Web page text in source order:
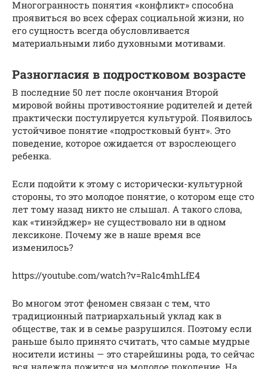
Многогранность понятия «конфликт» способна
проявиться во всех сферах социальной жизни, но
его сущность всегда обусловливается
материальными либо духовными мотивами.
Разногласия в подростковом возрасте
В последние 50 лет после окончания Второй
мировой войны противостояние родителей и детей
практически постулируется культурой. Появилось
устойчивое понятие «подростковый бунт». Это
поведение, которое ожидается от взрослеющего
ребенка.
Если подойти к этому с исторически-культурной
стороны, то это молодое понятие, о котором еще сто
лет тому назад никто не слышал. А такого слова,
как «тинэйджер» не существовало ни в одном
лексиконе. Почему же в наше время все
изменилось?
https://youtube.com/watch?v=Ra1c4mhLfE4
Во многом этот феномен связан с тем, что
традиционный патриархальный уклад как в
обществе, так и в семье разрушился. Поэтому если
раньше было принято считать, что самые мудрые
носители истины — это старейшины рода, то сейчас